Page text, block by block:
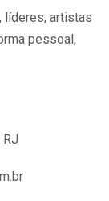
líderes, artistas
pessoal,